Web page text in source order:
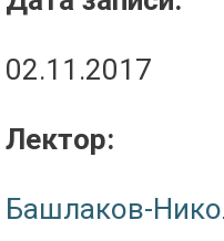
02.11.2017
Лектор:
Башлаков-